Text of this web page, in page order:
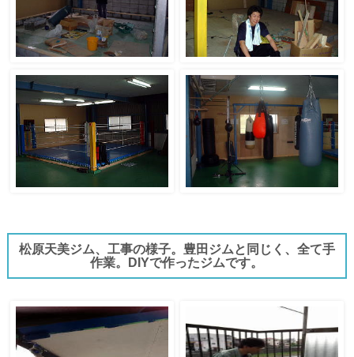
松原天美ジム、工事の様子。豊田ジムと同じく、全て手
作業。DIYで作ったジムです。